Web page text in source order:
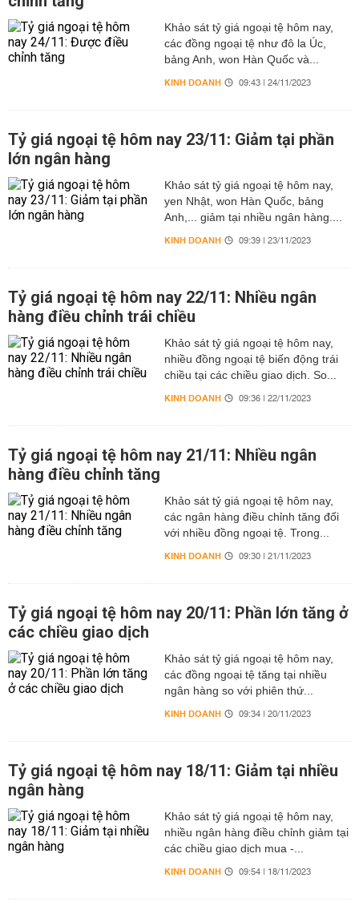
Khảo sát tỷ giá ngoại tệ hôm nay,
các đồng ngoại tệ như đô la Úc,
bảng Anh, won Hàn Quốc và...
KINH DOANH 09:43 | 24/11/2023
Tỷ giá ngoại tệ hôm nay 23/11: Giảm tại phần
lớn ngân hàng
Khảo sát tỷ giá ngoại tệ hôm nay,
yen Nhật, won Hàn Quốc, bảng
Anh,... giảm tại nhiều ngân hàng....
KINH DOANH 09:39 | 23/11/2023
Tỷ giá ngoại tệ hôm nay 22/11: Nhiều ngân
hàng điều chỉnh trái chiều
Khảo sát tỷ giá ngoại tệ hôm nay,
nhiều đồng ngoại tệ biến động trái
chiều tại các chiều giao dịch. So...
KINH DOANH 09:36 | 22/11/2023
Tỷ giá ngoại tệ hôm nay 21/11: Nhiều ngân
hàng điều chỉnh tăng
Khảo sát tỷ giá ngoại tệ hôm nay,
các ngân hàng điều chỉnh tăng đối
với nhiều đồng ngoại tệ. Trong...
KINH DOANH 09:30 | 21/11/2023
Tỷ giá ngoại tệ hôm nay 20/11: Phần lớn tăng ở
các chiều giao dịch
Khảo sát tỷ giá ngoại tệ hôm nay,
các đồng ngoại tệ tăng tại nhiều
ngân hàng so với phiên thứ...
KINH DOANH 09:34 | 20/11/2023
Tỷ giá ngoại tệ hôm nay 18/11: Giảm tại nhiều
ngân hàng
Khảo sát tỷ giá ngoại tệ hôm nay,
nhiều ngân hàng điều chỉnh giảm tại
các chiều giao dịch mua -...
KINH DOANH 09:54 | 18/11/2023